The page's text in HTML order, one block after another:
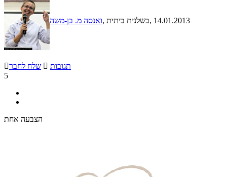
ואנסה מ. בן-משה , בשלנית ביתית, 14.01.2013
שלח לחבר  תגובות
5
הצבעה אחת